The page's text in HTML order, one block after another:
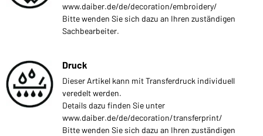
www.daiber.de/de/decoration/embroidery/
Bitte wenden Sie sich dazu an Ihren zuständigen
Sachbearbeiter.
Druck
Dieser Artikel kann mit Transferdruck individuell
veredelt werden.
Details dazu finden Sie unter
www.daiber.de/de/decoration/transferprint/
Bitte wenden Sie sich dazu an Ihren zuständigen